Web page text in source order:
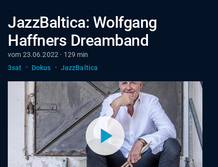
JazzBaltica: Wolfgang
Haffners Dreamband
vom 23.06.2022 · 129 min
3sat
· Dokus · JazzBaltica